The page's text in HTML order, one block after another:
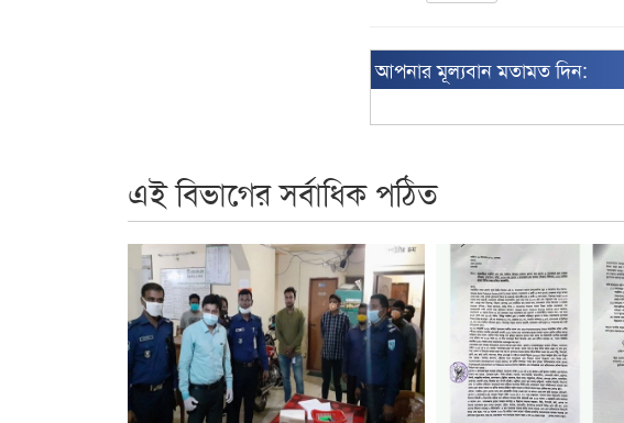
আপনার মূল্যবান মতামত দিন:
এই বিভাগের সর্বাধিক পঠিত